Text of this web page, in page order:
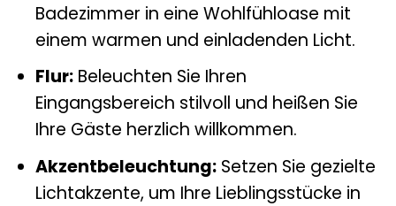
Badezimmer in eine Wohlfühloase mit
einem warmen und einladenden Licht.
Flur:Beleuchten Sie Ihren
Eingangsbereich stilvoll und heißen Sie
Ihre Gäste herzlich willkommen.
Akzentbeleuchtung:Setzen Sie gezielte
Lichtakzente, um Ihre Lieblingsstücke in